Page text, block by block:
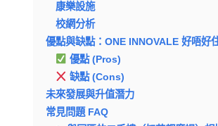
康樂設施
校網分析
優點與缺點：ONE INNOVALE 好唔好
優點 (Pros)
缺點 (Cons)
未來發展與升值潛力
常見問題 FAQ